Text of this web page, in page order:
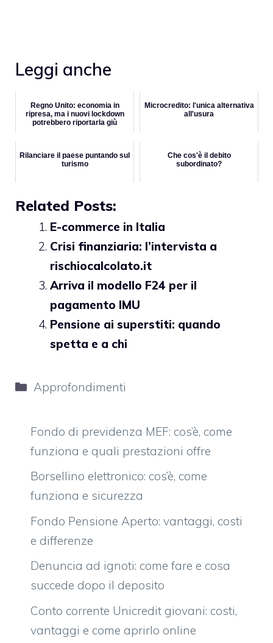
Leggi anche
Regno Unito: economia in
ripresa, ma i nuovi lockdown
potrebbero riportarla giù
Microcredito: l'unica alternativa
all'usura
Rilanciare il paese puntando sul
turismo
Che cos'è il debito
subordinato?
Related Posts:
E-commerce in Italia
Crisi finanziaria: l’intervista a
rischiocalcolato.it
Arriva il modello F24 per il
pagamento IMU
Pensione ai superstiti: quando
spetta e a chi
Categorie
Approfondimenti
Fondo di previdenza MEF: cos’è, come
funziona e quali prestazioni offre
Borsellino elettronico: cos’è, come
funziona e sicurezza
Fondo Pensione Aperto: vantaggi, costi
e differenze
Denuncia ad ignoti: come fare e cosa
succede dopo il deposito
Conto corrente Unicredit giovani: costi,
vantaggi e come aprirlo online